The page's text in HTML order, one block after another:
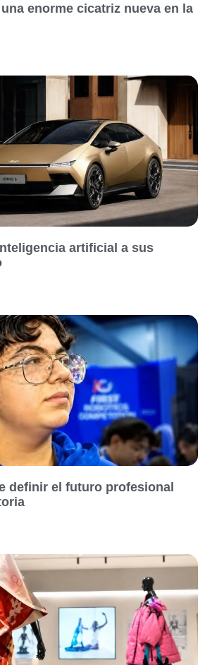
enorme cicatriz nueva en la
artificial a sus
definir el futuro profesional